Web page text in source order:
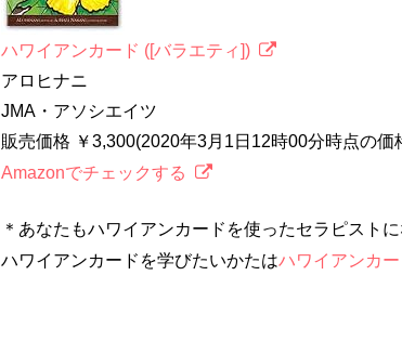
ハワイアンカード ([バラエティ])
アロヒナニ
JMA・アソシエイツ
販売価格 ￥3,300(2020年3月1日12時00分時点の価
Amazonでチェックする
＊あなたもハワイアンカードを使ったセラピスト
ハワイアンカードを学びたいかたはハワイアンカ